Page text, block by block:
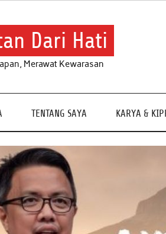
Dari Hati
Merawat Kewarasan
TENTANG SAYA KARYA &